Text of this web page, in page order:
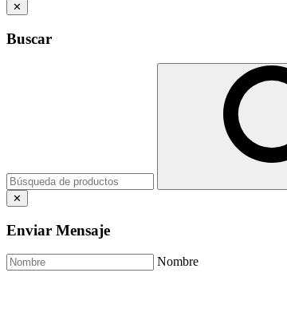
✕
Buscar
✕
Enviar Mensaje
Nombre